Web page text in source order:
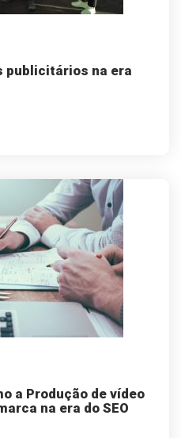
publicitários na era
a Produção de vídeo
na era do SEO